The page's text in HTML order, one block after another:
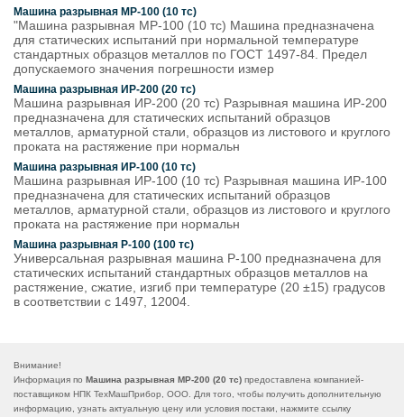
Машина разрывная МР-100 (10 тс)
"Машина разрывная МР-100 (10 тс) Машина предназначена
для статических испытаний при нормальной температуре
стандартных образцов металлов по ГОСТ 1497-84. Предел
допускаемого значения погрешности измер
Машина разрывная ИР-200 (20 тс)
Машина разрывная ИР-200 (20 тс) Разрывная машина ИР-200
предназначена для статических испытаний образцов
металлов, арматурной стали, образцов из листового и круглого
проката на растяжение при нормальн
Машина разрывная ИР-100 (10 тс)
Машина разрывная ИР-100 (10 тс) Разрывная машина ИР-100
предназначена для статических испытаний образцов
металлов, арматурной стали, образцов из листового и круглого
проката на растяжение при нормальн
Машина разрывная Р-100 (100 тс)
Универсальная разрывная машина Р-100 предназначена для
статических испытаний стандартных образцов металлов на
растяжение, сжатие, изгиб при температуре (20 ±15) градусов
в соответствии с 1497, 12004.
Внимание!
Информация по Машина разрывная МР-200 (20 тс) предоставлена компанией-
поставщиком НПК ТехМашПрибор, ООО. Для того, чтобы получить дополнительную
информацию, узнать актуальную цену или условия постаки, нажмите ссылку